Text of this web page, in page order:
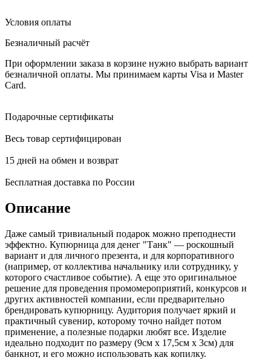
Условия оплаты
Безналичный расчёт
При оформлении заказа в корзине нужно выбрать вариант
безналичной оплаты. Мы принимаем карты Visa и Master
Card.
Подарочные сертификаты
Весь товар сертифицирован
15 дней на обмен и возврат
Бесплатная доставка по России
Описание
Даже самый тривиальный подарок можно преподнести
эффектно. Купюрница для денег "Танк" — роскошный
вариант и для личного презента, и для корпоративного
(например, от коллектива начальнику или сотруднику, у
которого счастливое событие). А еще это оригинальное
решение для проведения промомероприятий, конкурсов и
других активностей компании, если предварительно
брендировать купюрницу. Аудитория получает яркий и
практичный сувенир, которому точно найдет потом
применение, а полезные подарки любят все. Изделие
идеально подходит по размеру (9см х 17,5см х 3см) для
банкнот, и его можно использовать как копилку.